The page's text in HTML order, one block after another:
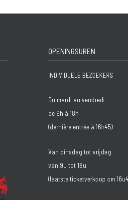
OPENINGSUREN
INDIVIDUELE BEZOEKERS
Du mardi au vendredi
de 9h à 18h
(dernière entrée à 16h45)
Van dinsdag tot vrijdag
van 9u tot 18u
(laatste ticketverkoop om